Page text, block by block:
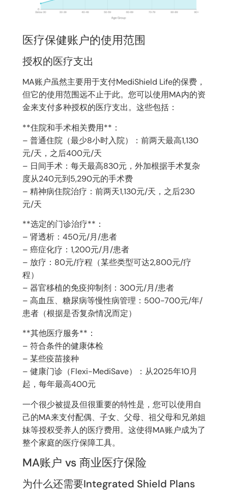
医疗保健账户的使用范围
授权的医疗支出
MA账户虽然主要用于支付MediShield Life的保费，
但它的使用范围远不止于此。您可以使用MA内的资
金来支付多种授权的医疗支出。这些包括：
**住院和手术相关费用**：
– 普通住院（最少8小时入院）：前两天最高1,130
元/天，之后400元/天
– 日间手术：每天最高830元，外加根据手术复杂
度从240元到5,290元的手术费
– 精神病住院治疗：前两天1,130元/天，之后230
元/天
**选定的门诊治疗**：
– 肾透析：450元/月/患者
– 癌症化疗：1,200元/月/患者
– 放疗：80元/疗程（某些类型可达2,800元/疗
程）
– 器官移植的免疫抑制剂：300元/月/患者
– 高血压、糖尿病等慢性病管理：500-700元/年/
患者（根据是否复杂情况而定）
**其他医疗服务**：
– 符合条件的健康体检
– 某些疫苗接种
– 健康门诊（Flexi-MediSave）：从2025年10月
起，每年最高400元
一个很少被提及但很重要的特性是，您可以使用自
己的MA来支付配偶、子女、父母、祖父母和兄弟姐
妹等授权受养人的医疗费用。这使得MA账户成为了
整个家庭的医疗保障工具。
MA账户 vs 商业医疗保险
为什么还需要Integrated Shield Plans